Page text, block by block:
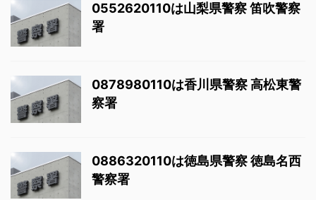
0552620110は山梨県警察 笛吹警察
署
0878980110は香川県警察 高松東警
察署
0886320110は徳島県警察 徳島名西
警察署